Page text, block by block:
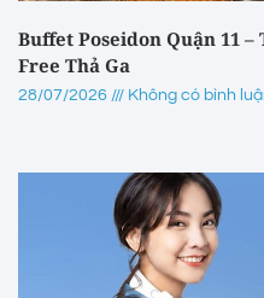
Buffet Poseidon Quận 11
Free Thả Ga
28/07/2026 Không có bình